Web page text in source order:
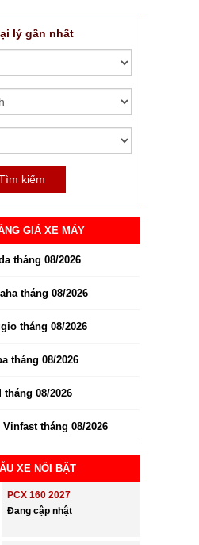
lý gần nhất
GIÁ XE MÁY
tháng 08/2026
tháng 08/2026
tháng 08/2026
tháng 08/2026
tháng 08/2026
tháng 08/2026
XE NỔI BẬT
PCX 160 2027
Đang cập nhật